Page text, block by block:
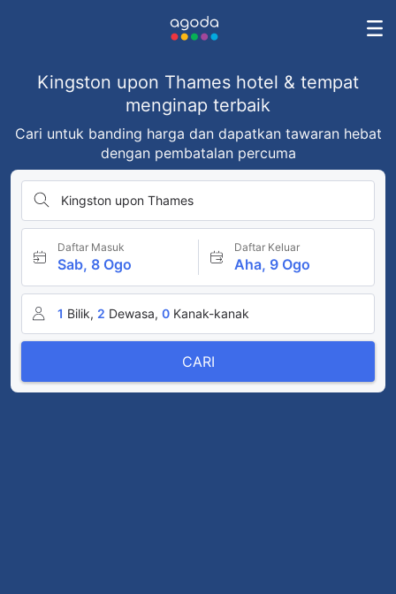
Kingston upon Thames hotel & tempat
menginap terbaik
Cari untuk banding harga dan dapatkan tawaran hebat
dengan pembatalan percuma
Kingston upon Thames
Daftar Masuk
Sab, 8 Ogo
Daftar Keluar
Aha, 9 Ogo
1 Bilik, 2 Dewasa, 0 Kanak-kanak
CARI